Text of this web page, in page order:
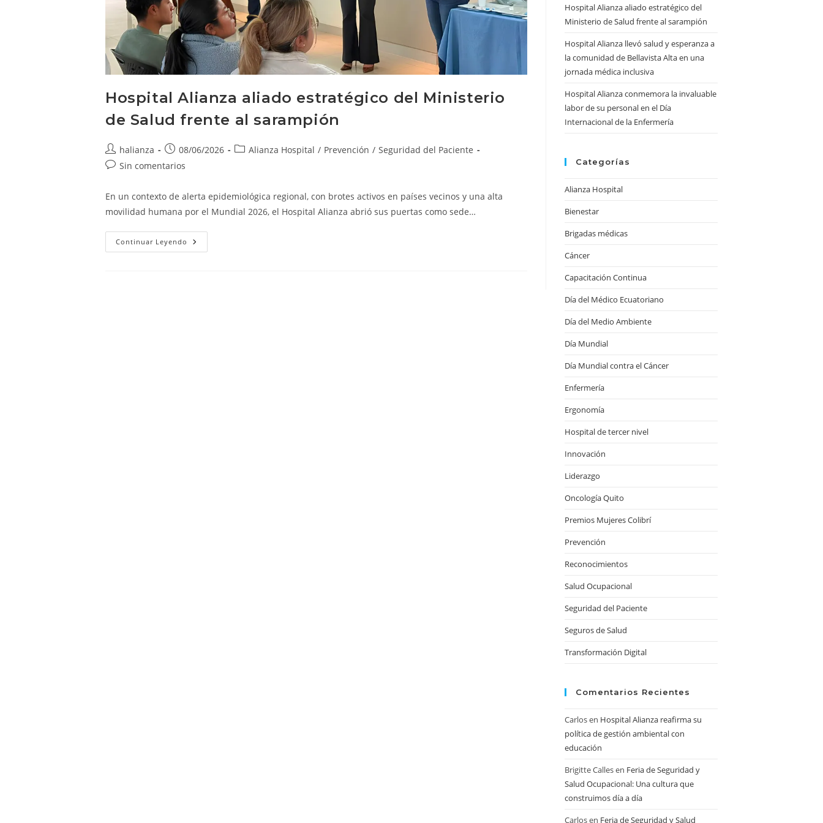
Hospital Alianza aliado estratégico del Ministerio
de Salud frente al sarampión
Autor
de
halianza
Publicación
de
08/06/2026
Categoría
Alianza Hospital / Prevención / Seguridad del Paciente
Comentarios
la
entrada:
Sin comentarios
En un contexto de alerta epidemiológica regional, con brotes activos en países vecinos y una alta
movilidad humana por el Mundial 2026, el Hospital Alianza abrió sus puertas como sede…
Continuar Leyendo Hospital
Alianza
Hospital Alianza aliado estratégico del
Ministerio de Salud frente al sarampión
Hospital Alianza llevó salud y esperanza a
la comunidad de Bellavista Alta en una
jornada médica inclusiva
Hospital Alianza conmemora la invaluable
labor de su personal en el Día
Internacional de la Enfermería
Categorías
Alianza Hospital
Bienestar
Brigadas médicas
Cáncer
Capacitación Continua
Día del Médico Ecuatoriano
Día del Medio Ambiente
Día Mundial
Día Mundial contra el Cáncer
Enfermería
Ergonomía
Hospital de tercer nivel
Innovación
Liderazgo
Oncología Quito
Premios Mujeres Colibrí
Prevención
Reconocimientos
Salud Ocupacional
Seguridad del Paciente
Seguros de Salud
Transformación Digital
Comentarios Recientes
Carlosen Hospital Alianza reafirma su
política de gestión ambiental con
educación
Brigitte Callesen Feria de Seguridad y
Salud Ocupacional: Una cultura que
construimos día a día
Carlosen Feria de Seguridad y Salud